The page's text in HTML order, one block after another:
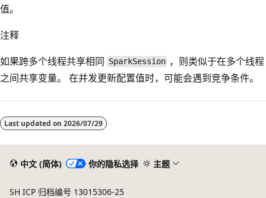
值。
注释
如果跨多个线程共享相同 SparkSession ，则类似于在多个线程
之间共享变量。 在并发更新配置值时，可能会遇到竞争条件。
Last updated on 2026/07/29
中文 (简体) 你的隐私选择 主题
SH ICP 归档编号 13015306-25